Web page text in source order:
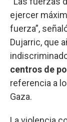
ejercer
fuerza”,
Dujarric, que
centros de
referencia a
Gaza.